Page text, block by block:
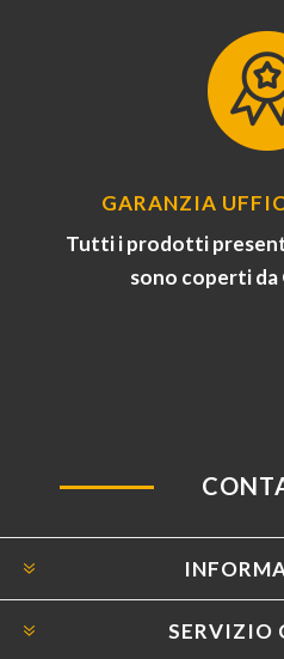
GARANZIA
Tutti i prodotti
sono coperti da
SERVIZIO